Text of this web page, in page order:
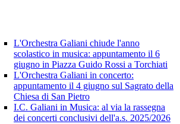
L'Orchestra Galiani chiude l'anno
scolastico in musica: appuntamento il 6
giugno in Piazza Guido Rossi a Torchiati
L'Orchestra Galiani in concerto:
appuntamento il 4 giugno sul Sagrato della
Chiesa di San Pietro
I.C. Galiani in Musica: al via la rassegna
dei concerti conclusivi dell'a.s. 2025/2026